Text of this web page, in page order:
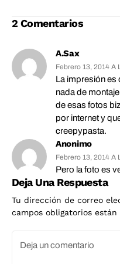
2 Comentarios
A.Sax
Febrero 13, 2014 A
La impresión es
nada de
de esas fotos
por internet y
creepypasta.
Anonimo
Febrero 13, 2014 A
Pero la foto es
Deja Una Respuesta
Tu dirección de correo
campos obligatorios están